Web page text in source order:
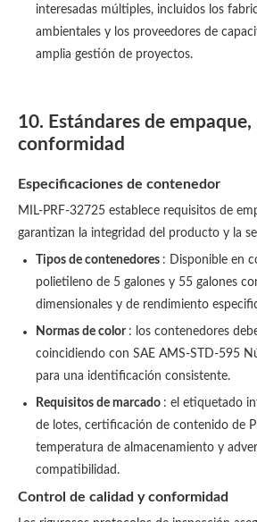
interesadas múltiples, incluidos los
ambientales y los proveedores de
amplia gestión de proyectos.
10. Estándares de
conformidad
Especificaciones de contenedor
MIL-PRF-32725 establece requisitos de
garantizan la integridad del producto y la
Tipos de contenedores : Disponible en
polietileno de 5 galones y 55 galones
dimensionales y de rendimiento
Normas de color : los contenedores
coincidiendo con SAE AMS-STD-595
para una identificación consistente.
Requisitos de marcado : el etiquetado
de lotes, certificación de contenido de
temperatura de almacenamiento y
compatibilidad.
Control de calidad y conformidad